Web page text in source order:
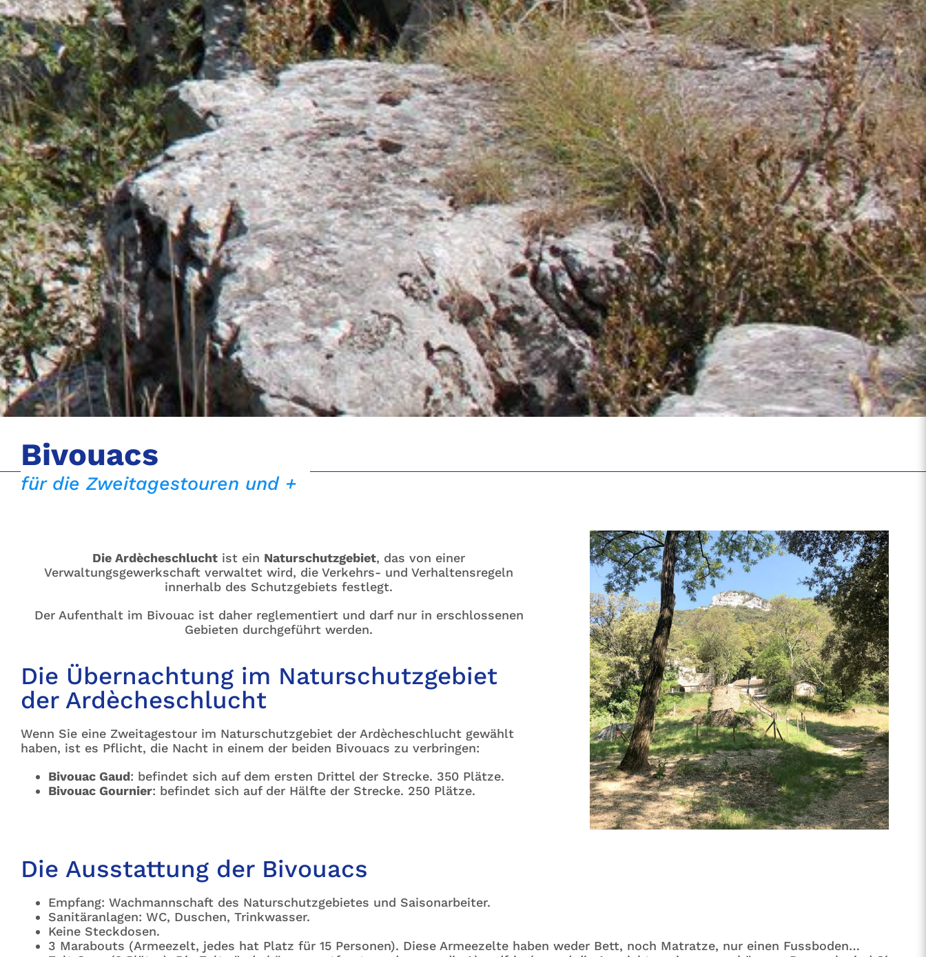
Bivouacs
für die Zweitagestouren und +
Die Ardècheschlucht ist ein Naturschutzgebiet, das von einer
Verwaltungsgewerkschaft verwaltet wird, die Verkehrs- und Verhaltensregeln
innerhalb des Schutzgebiets festlegt.
Der Aufenthalt im Bivouac ist daher reglementiert und darf nur in erschlossenen
Gebieten durchgeführt werden.
Die Übernachtung im Naturschutzgebiet
der Ardècheschlucht
Wenn Sie eine Zweitagestour im Naturschutzgebiet der Ardècheschlucht gewählt
haben, ist es Pflicht, die Nacht in einem der beiden Bivouacs zu verbringen:
Bivouac Gaud: befindet sich auf dem ersten Drittel der Strecke. 350 Plätze.
Bivouac Gournier: befindet sich auf der Hälfte der Strecke. 250 Plätze.
Die Ausstattung der Bivouacs
Empfang: Wachmannschaft des Naturschutzgebietes und Saisonarbeiter.
Sanitäranlagen: WC, Duschen, Trinkwasser.
Keine Steckdosen.
3 Marabouts (Armeezelt, jedes hat Platz für 15 Personen). Diese Armeezelte haben weder Bett, noch Matratze, nur einen Fussboden…